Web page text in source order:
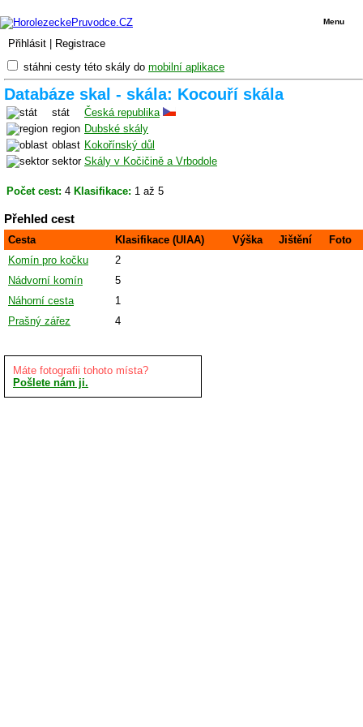
Přihlásit Registrace
Menu
stáhni cesty této skály do mobilní aplikace
Databáze skal - skála: Kocouří skála
stát
Česká republika
region Dubské skály
oblast Kokořínský důl
sektor Skály v Kočičině a Vrbodole
Počet cest: 4 Klasifikace: 1 až 5
Přehled cest
Cesta Klasifikace (UIAA) Výška Jištění
Foto
Komín pro kočku
2
Nádvorní komín
5
Náhorní cesta
1
Prašný zářez
4
Máte fotografii tohoto místa?
Pošlete nám ji.